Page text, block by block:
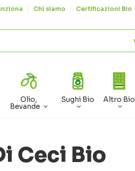
Chi siamo Certificazioni Bio
Olio,
Bevande
Sughi Bio Altro Bio
Ceci Bio